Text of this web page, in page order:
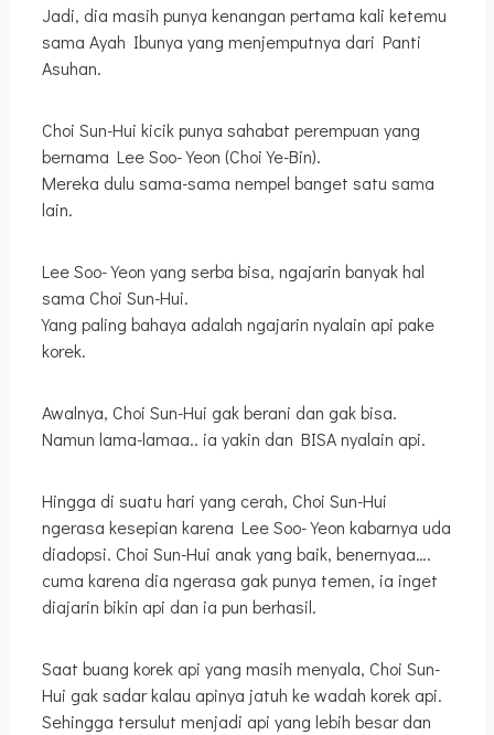
Jadi, dia masih punya kenangan pertama kali ketemu
sama Ayah Ibunya yang menjemputnya dari Panti
Asuhan.
Choi Sun-Hui kicik punya sahabat perempuan yang
bernama Lee Soo-Yeon (Choi Ye-Bin).
Mereka dulu sama-sama nempel banget satu sama
lain.
Lee Soo-Yeon yang serba bisa, ngajarin banyak hal
sama Choi Sun-Hui.
Yang paling bahaya adalah ngajarin nyalain api pake
korek.
Awalnya, Choi Sun-Hui gak berani dan gak bisa.
Namun lama-lamaa.. ia yakin dan BISA nyalain api.
Hingga di suatu hari yang cerah, Choi Sun-Hui
ngerasa kesepian karena Lee Soo-Yeon kabarnya uda
diadopsi. Choi Sun-Hui anak yang baik, benernyaa….
cuma karena dia ngerasa gak punya temen, ia inget
diajarin bikin api dan ia pun berhasil.
Saat buang korek api yang masih menyala, Choi Sun-
Hui gak sadar kalau apinya jatuh ke wadah korek api.
Sehingga tersulut menjadi api yang lebih besar dan